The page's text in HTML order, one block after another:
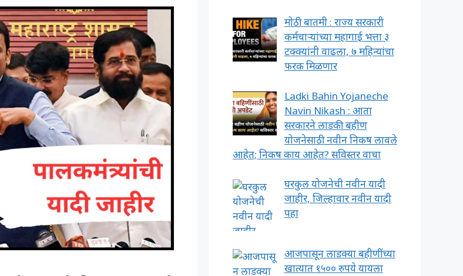
मोठी बातमी : राज्य सरकारी
कर्मचाऱ्यांच्या महागाई भत्ता ३
टक्क्यांनी वाढला, ७ महिन्यांचा
फरक मिळणार
Ladki Bahin Yojaneche
Navin Nikash : आता
सरकारने लाडकी बहीण
योजनेसाठी नवीन निकष लावले
आहेत; निकष काय आहेत? सविस्तर वाचा
घरकुल योजनेची नवीन यादी
जाहीर, जिल्हावार नवीन यादी
पहा
आजपासून लाडक्या बहीणींच्या
खात्यात १५०० रुपये यायला